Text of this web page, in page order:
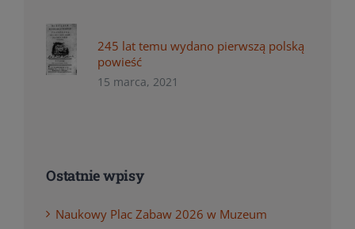
245 lat temu wydano pierwszą polską
powieść
15 marca, 2021
Ostatnie wpisy
Naukowy Plac Zabaw 2026 w Muzeum